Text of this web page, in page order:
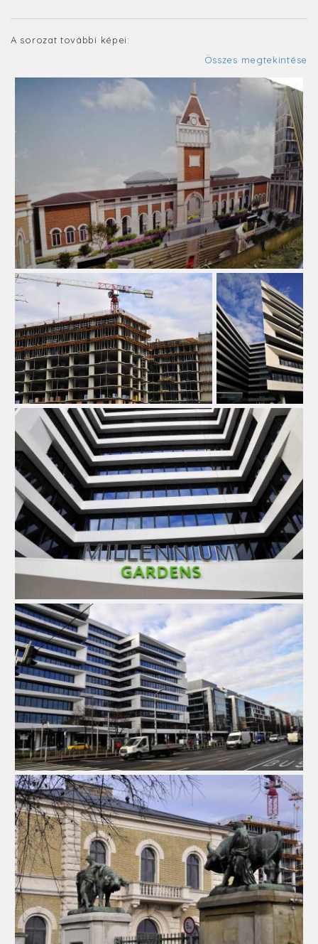
A sorozat további képei:
Összes megtekintése